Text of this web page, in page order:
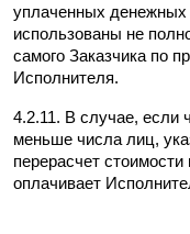
уплаченных денежных
использованы не
самого Заказчика по
Исполнителя.
4.2.11. В случае,
меньше числа лиц,
перерасчет стоимости
оплачивает